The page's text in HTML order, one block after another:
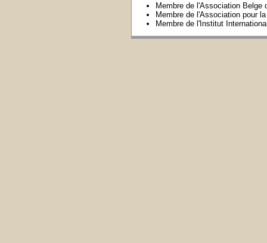
Membre de l'Association Belge
Membre de l'Association pour
Membre de l'Institut